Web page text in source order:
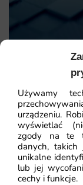
Używamy
urządzeniu.
wyświetlać
zgody na te
danych, takich
unikalne
lub jej
cechy i funkcje.
wymaga
instrukcji oraz
Dlaczego warto
Nowoczesny
pomieszczeniu.
Wysoka jakość
trwałość.
Łatwy montaż,
Fototapeta
41.93zł 64.51zł
Najniższa cena z